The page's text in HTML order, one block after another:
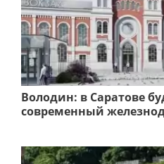
Володин: в Саратове
современный